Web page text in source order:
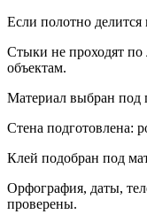
Если полотно
Стыки не проходят
объектам.
Материал выбран под
Стена подготовлена:
Клей подобран под
Орфография, даты,
проверены.